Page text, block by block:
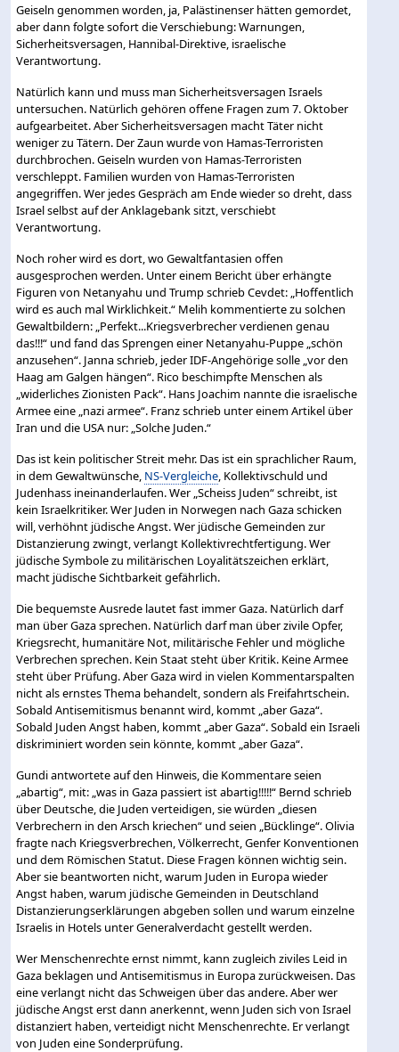
Geiseln genommen worden, ja, Palästinenser hätten gemordet,
aber dann folgte sofort die Verschiebung: Warnungen,
Sicherheitsversagen, Hannibal-Direktive, israelische
Verantwortung.
Natürlich kann und muss man Sicherheitsversagen Israels
untersuchen. Natürlich gehören offene Fragen zum 7. Oktober
aufgearbeitet. Aber Sicherheitsversagen macht Täter nicht
weniger zu Tätern. Der Zaun wurde von Hamas-Terroristen
durchbrochen. Geiseln wurden von Hamas-Terroristen
verschleppt. Familien wurden von Hamas-Terroristen
angegriffen. Wer jedes Gespräch am Ende wieder so dreht, dass
Israel selbst auf der Anklagebank sitzt, verschiebt
Verantwortung.
Noch roher wird es dort, wo Gewaltfantasien offen
ausgesprochen werden. Unter einem Bericht über erhängte
Figuren von Netanyahu und Trump schrieb Cevdet: „Hoffentlich
wird es auch mal Wirklichkeit.“ Melih kommentierte zu solchen
Gewaltbildern: „Perfekt...Kriegsverbrecher verdienen genau
das!!!“ und fand das Sprengen einer Netanyahu-Puppe „schön
anzusehen“. Janna schrieb, jeder IDF-Angehörige solle „vor den
Haag am Galgen hängen“. Rico beschimpfte Menschen als
„widerliches Zionisten Pack“. Hans Joachim nannte die israelische
Armee eine „nazi armee“. Franz schrieb unter einem Artikel über
Iran und die USA nur: „Solche Juden.“
Das ist kein politischer Streit mehr. Das ist ein sprachlicher Raum,
in dem Gewaltwünsche, NS-Vergleiche , Kollektivschuld und
Judenhass ineinanderlaufen. Wer „Scheiss Juden“ schreibt, ist
kein Israelkritiker. Wer Juden in Norwegen nach Gaza schicken
will, verhöhnt jüdische Angst. Wer jüdische Gemeinden zur
Distanzierung zwingt, verlangt Kollektivrechtfertigung. Wer
jüdische Symbole zu militärischen Loyalitätszeichen erklärt,
macht jüdische Sichtbarkeit gefährlich.
Die bequemste Ausrede lautet fast immer Gaza. Natürlich darf
man über Gaza sprechen. Natürlich darf man über zivile Opfer,
Kriegsrecht, humanitäre Not, militärische Fehler und mögliche
Verbrechen sprechen. Kein Staat steht über Kritik. Keine Armee
steht über Prüfung. Aber Gaza wird in vielen Kommentarspalten
nicht als ernstes Thema behandelt, sondern als Freifahrtschein.
Sobald Antisemitismus benannt wird, kommt „aber Gaza“.
Sobald Juden Angst haben, kommt „aber Gaza“. Sobald ein Israeli
diskriminiert worden sein könnte, kommt „aber Gaza“.
Gundi antwortete auf den Hinweis, die Kommentare seien
„abartig“, mit: „was in Gaza passiert ist abartig!!!!!“ Bernd schrieb
über Deutsche, die Juden verteidigen, sie würden „diesen
Verbrechern in den Arsch kriechen“ und seien „Bücklinge“. Olivia
fragte nach Kriegsverbrechen, Völkerrecht, Genfer Konventionen
und dem Römischen Statut. Diese Fragen können wichtig sein.
Aber sie beantworten nicht, warum Juden in Europa wieder
Angst haben, warum jüdische Gemeinden in Deutschland
Distanzierungserklärungen abgeben sollen und warum einzelne
Israelis in Hotels unter Generalverdacht gestellt werden.
Wer Menschenrechte ernst nimmt, kann zugleich ziviles Leid in
Gaza beklagen und Antisemitismus in Europa zurückweisen. Das
eine verlangt nicht das Schweigen über das andere. Aber wer
jüdische Angst erst dann anerkennt, wenn Juden sich von Israel
distanziert haben, verteidigt nicht Menschenrechte. Er verlangt
von Juden eine Sonderprüfung.